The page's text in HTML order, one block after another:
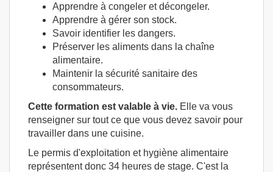
Apprendre à congeler et décongeler.
Apprendre à gérer son stock.
Savoir identifier les dangers.
Préserver les aliments dans la chaîne
alimentaire.
Maintenir la sécurité sanitaire des
consommateurs.
Cette formation est valable à vie. Elle va vous
renseigner sur tout ce que vous devez savoir pour
travailler dans une cuisine.
Le permis d'exploitation et hygiène alimentaire
représentent donc 34 heures de stage. C'est la